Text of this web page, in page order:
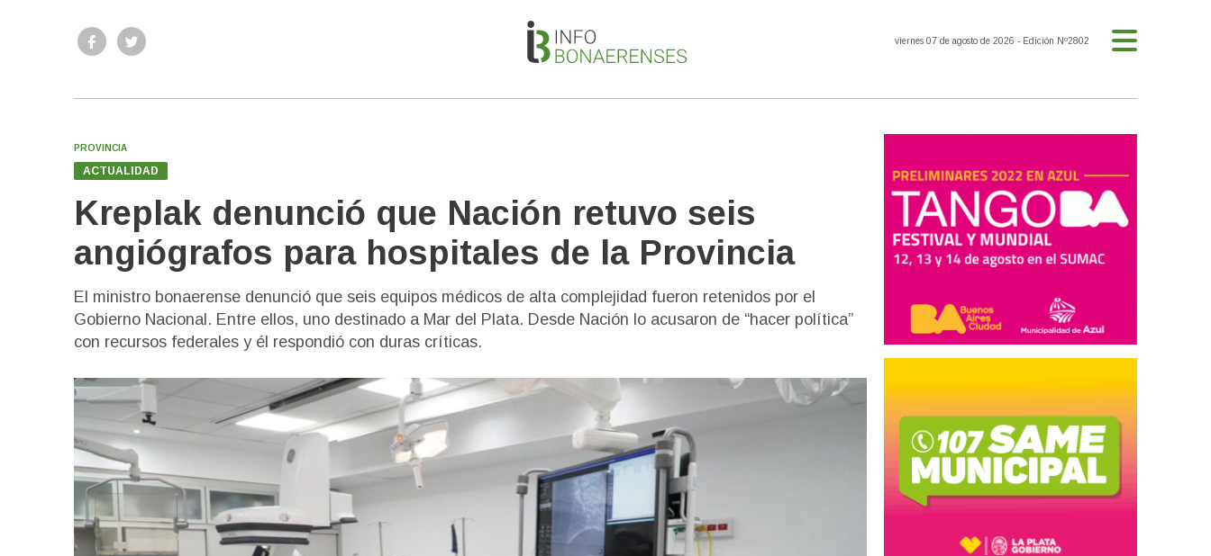
viernes 07 de agosto de 2026 - Edición Nº2802
PROVINCIA
ACTUALIDAD
Kreplak denunció que Nación retuvo seis
angiógrafos para hospitales de la Provincia
El ministro bonaerense denunció que seis equipos médicos de alta complejidad fueron retenidos por el
Gobierno Nacional. Entre ellos, uno destinado a Mar del Plata. Desde Nación lo acusaron de “hacer política”
con recursos federales y él respondió con duras críticas.